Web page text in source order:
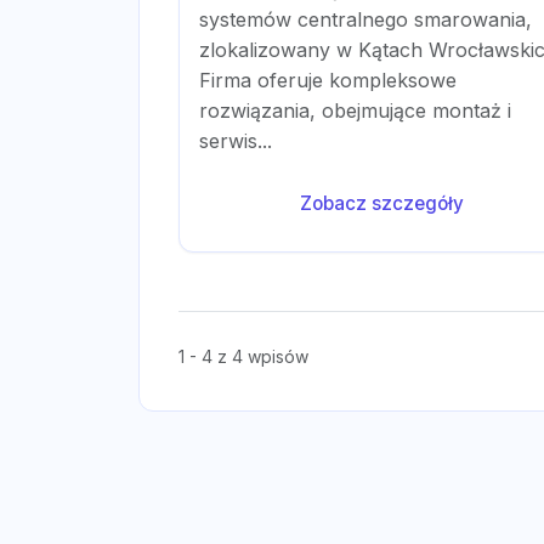
systemów centralnego smarowania,
zlokalizowany w Kątach
Firma oferuje kompleksowe
rozwiązania, obejmujące montaż i
serwis...
Zobacz szczegóły
1 - 4 z 4 wpisów